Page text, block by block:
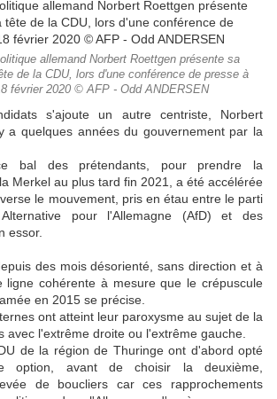
allemand Norbert Roettgen présente sa
de la CDU, lors d'une conférence de presse à
février 2020 © AFP - Odd ANDERSEN
s'ajoute un autre centriste, Norbert
a quelques années du gouvernement par la
bal des prétendants, pour prendre la
Merkel au plus tard fin 2021, a été accélérée
le mouvement, pris en étau entre le parti
pour l'Allemagne (AfD) et des
essor.
des mois désorienté, sans direction et à
ligne cohérente à mesure que le crépuscule
en 2015 se précise.
ont atteint leur paroxysme au sujet de la
avec l'extrême droite ou l'extrême gauche.
de la région de Thuringe ont d'abord opté
option, avant de choisir la deuxième,
de boucliers car ces rapprochements